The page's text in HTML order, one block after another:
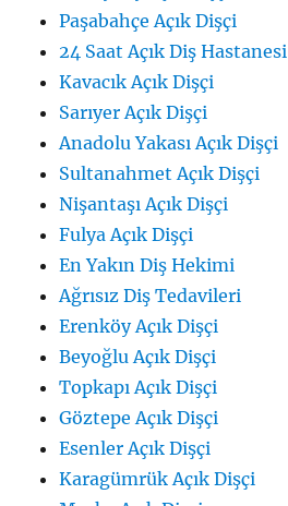
Paşabahçe Açık Dişçi
24 Saat Açık Diş Hastanesi
Kavacık Açık Dişçi
Sarıyer Açık Dişçi
Anadolu Yakası Açık Dişçi
Sultanahmet Açık Dişçi
Nişantaşı Açık Dişçi
Fulya Açık Dişçi
En Yakın Diş Hekimi
Ağrısız Diş Tedavileri
Erenköy Açık Dişçi
Beyoğlu Açık Dişçi
Topkapı Açık Dişçi
Göztepe Açık Dişçi
Esenler Açık Dişçi
Karagümrük Açık Dişçi